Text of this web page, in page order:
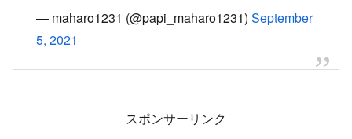
— maharo1231 (@papi_maharo1231) September
5, 2021
スポンサーリンク